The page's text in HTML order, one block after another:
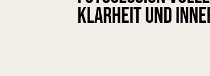
Klarheit und